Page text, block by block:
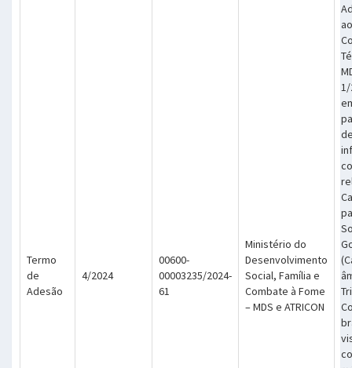
Termo
de
Adesão
4/2024
00600-
00003235/2024-
61
Ministério do
Desenvolvimento
Social, Família e
Combate à Fome
– MDS e ATRICON